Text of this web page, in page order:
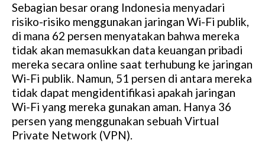
Sebagian besar orang Indonesia menyadari
risiko-risiko menggunakan jaringan Wi-Fi publik,
di mana 62 persen menyatakan bahwa mereka
tidak akan memasukkan data keuangan pribadi
mereka secara online saat terhubung ke jaringan
Wi-Fi publik. Namun, 51 persen di antara mereka
tidak dapat mengidentifikasi apakah jaringan
Wi-Fi yang mereka gunakan aman. Hanya 36
persen yang menggunakan sebuah Virtual
Private Network (VPN).